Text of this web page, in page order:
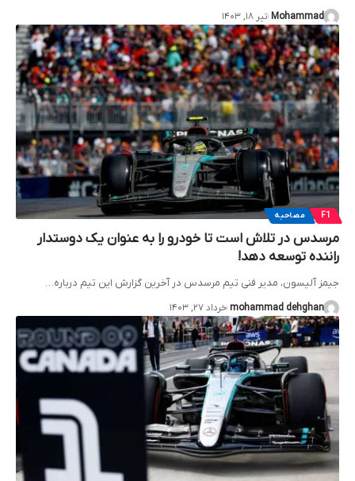
Mohammad تیر ۱۸, ۱۴۰۳
F1 مصاحبه
مرسدس در تلاش است تا خودرو را به عنوان یک دوستدار
راننده توسعه دهد!
جیمز آلیسون، مدیر فنی تیم مرسدس در آخرین گزارش این تیم درباره…
mohammad dehghan خرداد ۲۷, ۱۴۰۳